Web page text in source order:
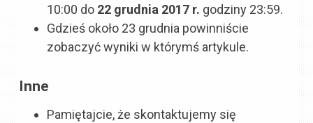
10:00 do 22 grudnia 2017 r. godziny 23:59.
Gdzieś około 23 grudnia powinniście
zobaczyć wyniki w którymś artykule.
Inne
Pamiętajcie, że skontaktujemy się